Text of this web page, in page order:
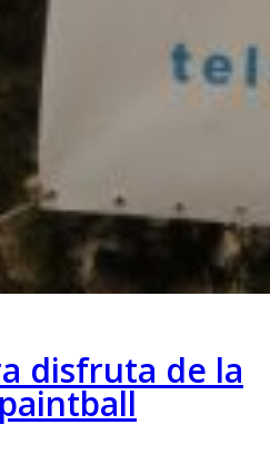
disfruta de la